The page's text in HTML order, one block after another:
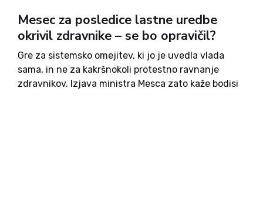
Mesec za posledice lastne uredbe
okrivil zdravnike – se bo opravičil?
Gre za sistemsko omejitev, ki jo je uvedla vlada
sama, in ne za kakršnokoli protestno ravnanje
zdravnikov. Izjava ministra Mesca zato kaže bodisi